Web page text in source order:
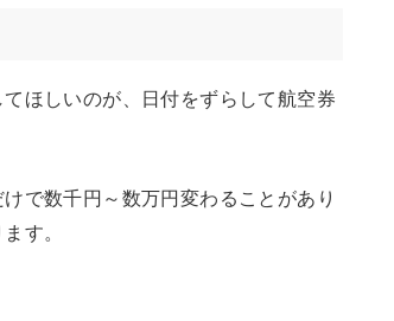
ほしいのが、日付をずらして航空券
で数千円～数万円変わることがあり
す。